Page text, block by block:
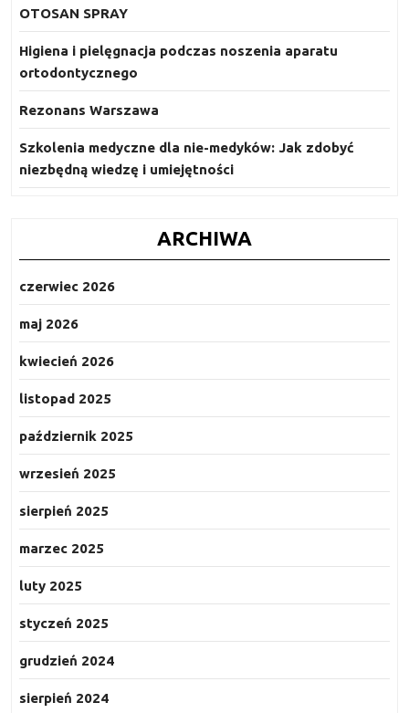
OTOSAN SPRAY
Higiena i pielęgnacja podczas noszenia aparatu
ortodontycznego
Rezonans Warszawa
Szkolenia medyczne dla nie-medyków: Jak zdobyć
niezbędną wiedzę i umiejętności
ARCHIWA
czerwiec 2026
maj 2026
kwiecień 2026
listopad 2025
październik 2025
wrzesień 2025
sierpień 2025
marzec 2025
luty 2025
styczeń 2025
grudzień 2024
sierpień 2024